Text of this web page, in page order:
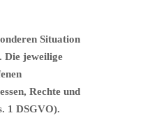
Situation
Die jeweilige
Rechte und
1 DSGVO).